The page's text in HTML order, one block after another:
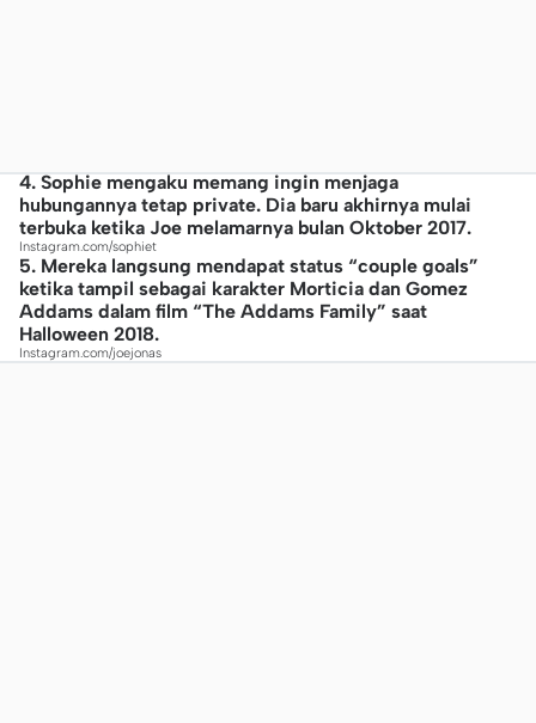
4. Sophie mengaku memang ingin menjaga
hubungannya tetap private. Dia baru akhirnya mulai
terbuka ketika Joe melamarnya bulan Oktober 2017.
Instagram.com/sophiet
5. Mereka langsung mendapat status “couple goals”
ketika tampil sebagai karakter Morticia dan Gomez
Addams dalam film “The Addams Family” saat
Halloween 2018.
Instagram.com/joejonas